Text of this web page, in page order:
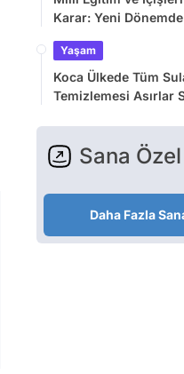
Karar: Yeni
Yaşam
Koca Ülkede Tüm
Temizlemesi Asırlar
Sana
Daha Fazla